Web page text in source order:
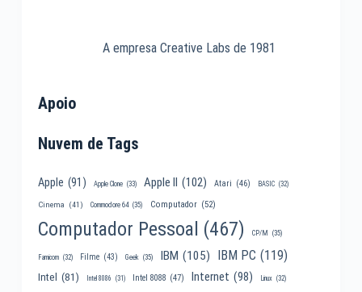
A empresa Creative Labs de 1981
Apoio
Nuvem de Tags
Apple (91) Apple Clone (33) Apple II (102) Atari (46) BASIC (32)
Cinema (41) Commodore 64 (35) Computador (52)
Computador Pessoal (467) CP/M (35)
Famicom (32) Filme (43) Geek (35) IBM (105) IBM PC (119)
Intel (81) Intel 8086 (31) Intel 8088 (47) Internet (98) Linux (32)